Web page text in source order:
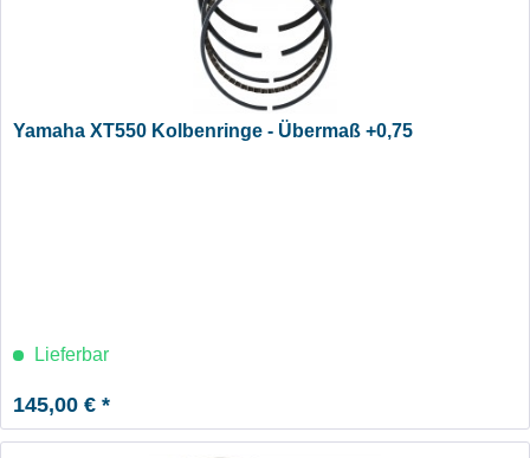
Yamaha XT550 Kolbenringe - Übermaß +0,75
Lieferbar
145,00 € *